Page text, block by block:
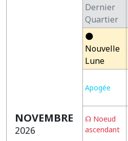
NOVEMBRE
2026
Dernier
Quartier
🌑
Nouvelle
Lune
Apogée
☊ Noeud
ascendant